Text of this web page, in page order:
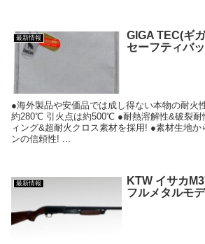
最新情報
GIGA TEC(ギ
セーフティバ
●海外製品や安価品では成し得ない本物の耐火
約280℃ 引火点は約500℃ ●耐熱溶解性&破裂耐
ィング&超耐火クロス素材を採用! ●素材生地
ンの信頼性! ...
最新情報
KTW イサカ
フルメタルモ